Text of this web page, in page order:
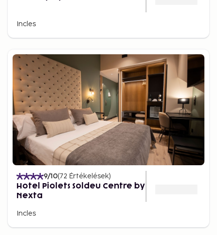
Incles
9/10(72 Értékelések)
Hotel Piolets Soldeu Centre by
Nexta
Incles